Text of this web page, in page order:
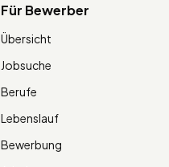
Für Bewerber
Übersicht
Jobsuche
Berufe
Lebenslauf
Bewerbung